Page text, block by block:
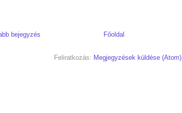
bejegyzés Főoldal
Feliratkozás: Megjegyzések küldése (Atom)